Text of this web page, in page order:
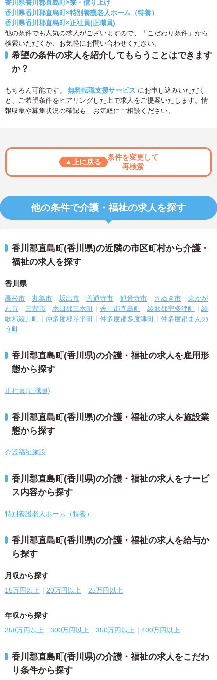
香川県香川郡直島町×寮・借り上げ
香川県香川郡直島町×特別養護老人ホーム（特養）
香川県香川郡直島町×正社員(正職員)
他の条件でも人気の求人がございますので、「こだわり条件」から
検索いただくか、お気軽にお問い合わせください。
希望の条件の求人を紹介してもらうことはできます
か？
もちろん可能です。 無料転職支援サービス にお申し込みいただく
と、ご希望条件をヒアリングした上で求人をご提案いたします。情
報収集や募集状況の確認も、お気軽にご相談ください。
▲上に戻る
条件を変更して
再検索
他の条件で介護・福祉の求人を探す
香川郡直島町(香川県)の近隣の市区町村から介護・
福祉の求人を探す
香川県
高松市 丸亀市 坂出市 善通寺市 観音寺市 さぬき市
東かが
わ市
三豊市 木田郡三木町 香川郡直島町 綾歌郡宇多津町
綾
歌郡綾川町
仲多度郡琴平町 仲多度郡多度津町
仲多度郡まんの
う町
香川郡直島町(香川県)の介護・福祉の求人を雇用形
態から探す
正社員(正職員)
香川郡直島町(香川県)の介護・福祉の求人を施設業
態から探す
介護福祉施設
香川郡直島町(香川県)の介護・福祉の求人をサービ
ス内容から探す
特別養護老人ホーム（特養）
香川郡直島町(香川県)の介護・福祉の求人を給与か
ら探す
月収から探す
15万円以上 20万円以上 25万円以上
年収から探す
250万円以上 300万円以上 350万円以上 400万円以上
香川郡直島町(香川県)の介護・福祉の求人をこだわ
り条件から探す